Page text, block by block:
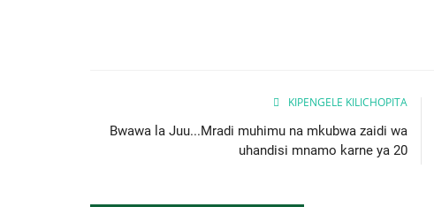
KIPENGELE KILICHOPITA
Bwawa la Juu...Mradi muhimu na mkubwa zaidi wa
uhandisi mnamo karne ya 20